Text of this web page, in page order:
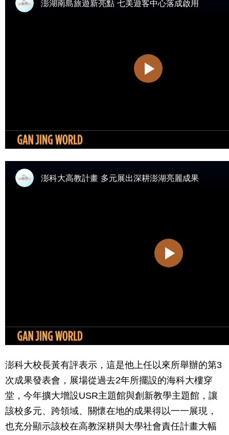
澎科大校長黃有評表示，這是他上任以來所舉辦的第3
次成果發表會，展場從過去2年所擺設的海科大樓穿
堂，今年擴大增設USR主題館與創新教學主題館，讓
該校多元、跨領域、關懷在地的成果得以一一展現，
也充分顯示該校在高教深耕與大學社會責任計畫大幅